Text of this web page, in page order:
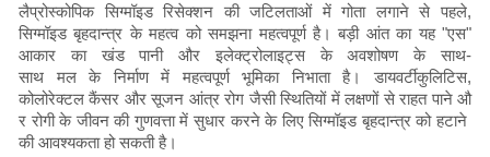
लैप्रोस्कोपिक सिग्मॉइड रिसेक्शन की जटिलताओं में गोता लगाने से पहले,
सिग्मॉइड बृहदान्त्र के महत्व को समझना महत्वपूर्ण है। बड़ी आंत का यह "एस"
आकार का खंड पानी और इलेक्ट्रोलाइट्स के अवशोषण के साथ-
साथ मल के निर्माण में महत्वपूर्ण भूमिका निभाता है। डायवर्टीकुलिटिस,
कोलोरेक्टल कैंसर और सूजन आंत्र रोग जैसी स्थितियों में लक्षणों से राहत पाने औ
र रोगी के जीवन की गुणवत्ता में सुधार करने के लिए सिग्मॉइड बृहदान्त्र को हटाने
की आवश्यकता हो सकती है।